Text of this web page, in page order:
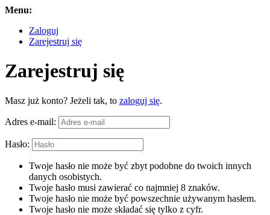
Menu:
Zaloguj
Zarejestruj się
Zarejestruj się
Masz już konto? Jeżeli tak, to zaloguj się.
Adres e-mail:
Hasło:
Twoje hasło nie może być zbyt podobne do twoich innych
danych osobistych.
Twoje hasło musi zawierać co najmniej 8 znaków.
Twoje hasło nie może być powszechnie używanym hasłem.
Twoje hasło nie może składać się tylko z cyfr.